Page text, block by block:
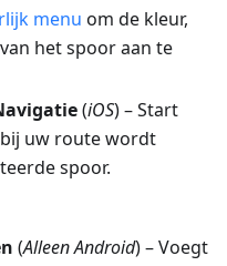
menu om de kleur,
het spoor aan te
(iOS) – Start
uw route wordt
spoor.
(Alleen Android) – Voegt